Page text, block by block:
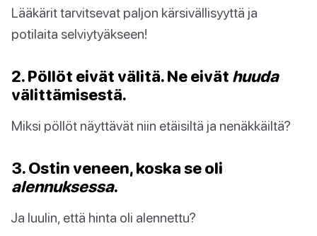
Lääkärit tarvitsevat paljon kärsivällisyyttä ja
potilaita selviytyäkseen!
2. Pöllöt eivät välitä. Ne eivät huuda
välittämisestä.
Miksi pöllöt näyttävät niin etäisiltä ja nenäkkäiltä?
3. Ostin veneen, koska se oli
alennuksessa.
Ja luulin, että hinta oli alennettu?